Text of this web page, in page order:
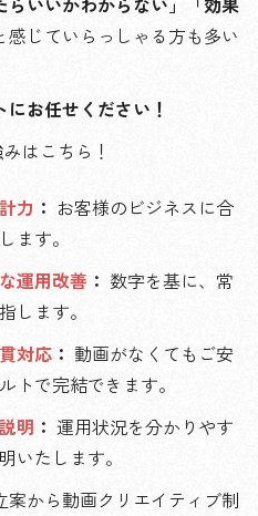
感じていらっしゃる方も多い
お任せください！
はこちら！
力 ： お客様のビジネスに合
ます。
運用改善 ： 数字を基に、常
します。
対応 ： 動画がなくてもご安
トで完結できます。
明 ： 運用状況を分かりやす
いたします。
から動画クリエイティブ制